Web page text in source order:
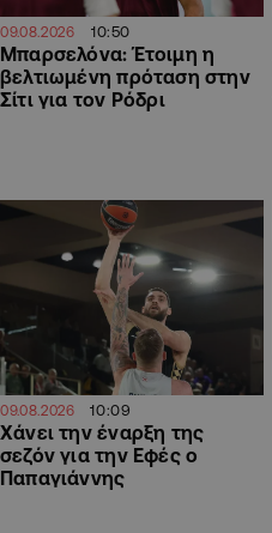
09.08.2026 10:50
Μπαρσελόνα: Έτοιμη η
βελτιωμένη πρόταση στην
Σίτι για τον Ρόδρι
09.08.2026 10:09
Χάνει την έναρξη της
σεζόν για την Εφές ο
Παπαγιάννης